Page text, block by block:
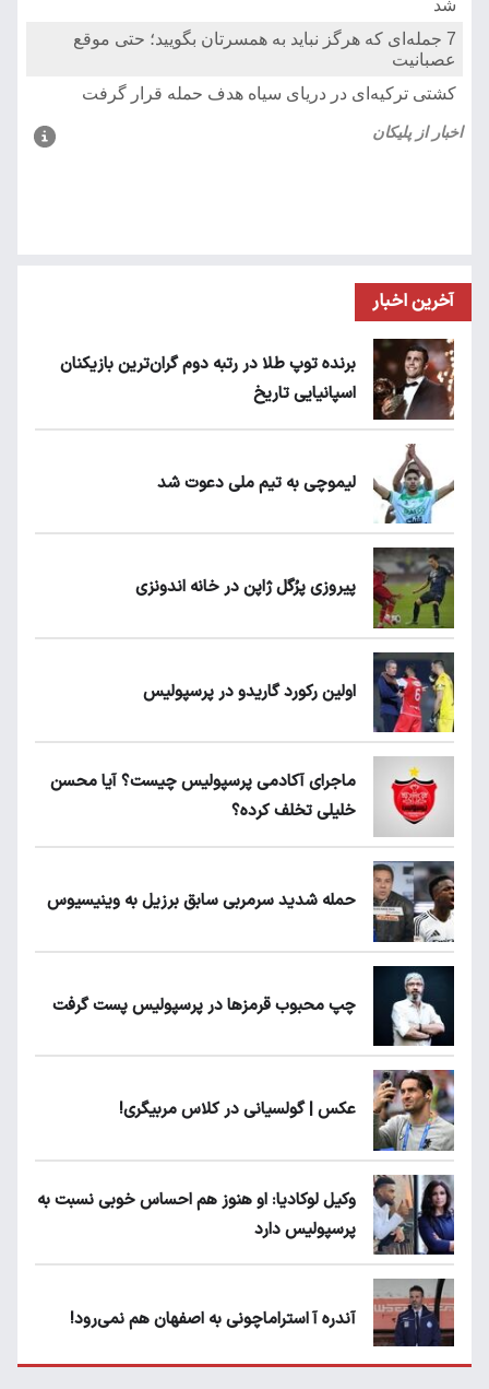
آخرین اخبار
برنده توپ طلا در رتبه دوم گران‌ترین بازیکنان
اسپانیایی تاریخ
لیموچی به تیم ملی دعوت شد
پیروزی پرُگل ژاپن در خانه اندونزی
اولین رکورد گاریدو در پرسپولیس
ماجرای آکادمی پرسپولیس چیست؟ آیا محسن
خلیلی تخلف کرده؟
حمله شدید سرمربی سابق برزیل به وینیسیوس
چپ محبوب قرمزها در پرسپولیس پست گرفت
عکس | گولسیانی در کلاس مربیگری!
وکیل لوکادیا: او هنوز هم احساس خوبی نسبت به
پرسپولیس دارد
آندره آ استراماچونی به اصفهان هم نمی‌رود!